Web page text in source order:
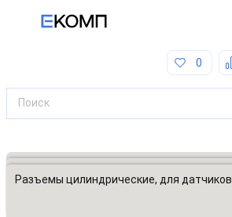
0
Все категории
Разъемы, соединители
Разъемы цилиндрические, для датчиков